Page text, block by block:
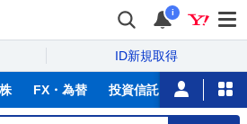
i
ID新規取得
FX・為替 投資信託 ニュース